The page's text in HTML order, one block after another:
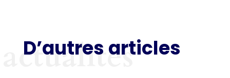
D’autres articles
actualités